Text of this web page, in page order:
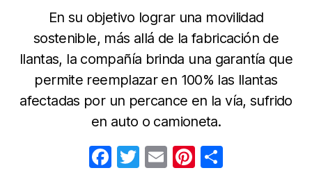
En su objetivo lograr una movilidad
sostenible, más allá de la fabricación de
llantas, la compañía brinda una garantía que
permite reemplazar en 100% las llantas
afectadas por un percance en la vía, sufrido
en auto o camioneta.
F T E Pi